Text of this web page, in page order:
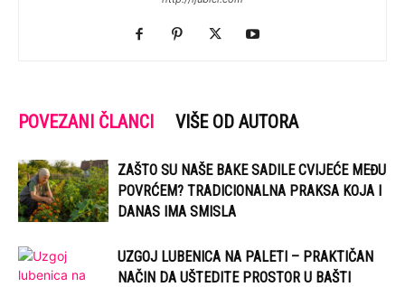
POVEZANI ČLANCI VIŠE OD AUTORA
ZAŠTO SU NAŠE BAKE SADILE CVIJEĆE MEĐU
POVRĆEM? TRADICIONALNA PRAKSA KOJA I
DANAS IMA SMISLA
UZGOJ LUBENICA NA PALETI – PRAKTIČAN
NAČIN DA UŠTEDITE PROSTOR U BAŠTI